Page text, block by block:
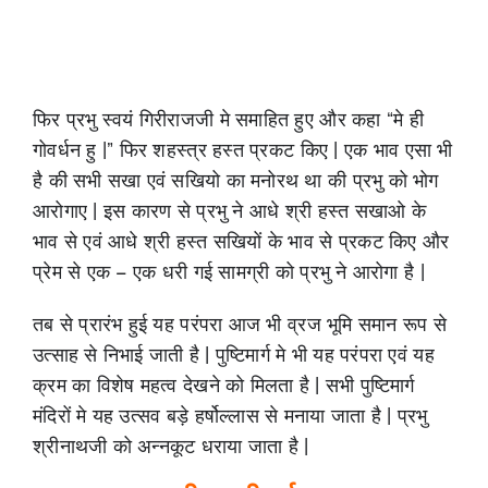
फिर प्रभु स्वयं गिरीराजजी मे समाहित हुए और कहा “मे ही
गोवर्धन हु |” फिर शहस्त्र हस्त प्रकट किए | एक भाव एसा भी
है की सभी सखा एवं सखियो का मनोरथ था की प्रभु को भोग
आरोगाए | इस कारण से प्रभु ने आधे श्री हस्त सखाओ के
भाव से एवं आधे श्री हस्त सखियों के भाव से प्रकट किए और
प्रेम से एक – एक धरी गई सामग्री को प्रभु ने आरोगा है |
तब से प्रारंभ हुई यह परंपरा आज भी व्रज भूमि समान रूप से
उत्साह से निभाई जाती है | पुष्टिमार्ग मे भी यह परंपरा एवं यह
क्रम का विशेष महत्व देखने को मिलता है | सभी पुष्टिमार्ग
मंदिरों मे यह उत्सव बड़े हर्षोल्लास से मनाया जाता है | प्रभु
श्रीनाथजी को अन्नकूट धराया जाता है |